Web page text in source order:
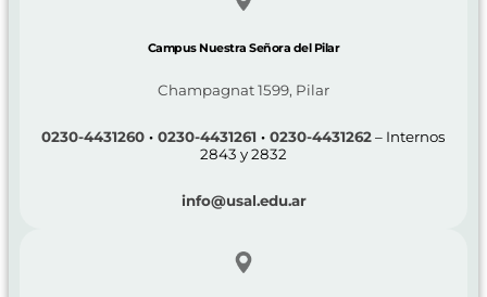
Campus Nuestra Señora del Pilar
Champagnat 1599, Pilar
0230-4431260 · 0230-4431261 · 0230-4431262– Internos
2843 y 2832
info@usal.edu.ar